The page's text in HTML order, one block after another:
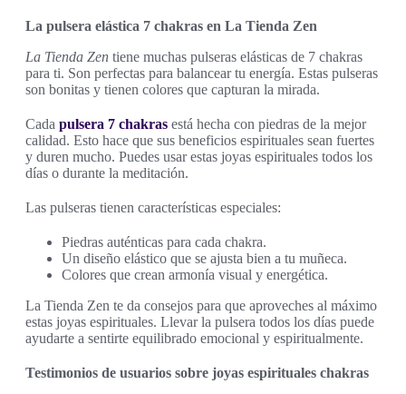
La pulsera elástica 7 chakras en La Tienda Zen
La Tienda Zen tiene muchas pulseras elásticas de 7 chakras
para ti. Son perfectas para balancear tu energía. Estas pulseras
son bonitas y tienen colores que capturan la mirada.
Cada pulsera 7 chakras está hecha con piedras de la mejor
calidad. Esto hace que sus beneficios espirituales sean fuertes
y duren mucho. Puedes usar estas joyas espirituales todos los
días o durante la meditación.
Las pulseras tienen características especiales:
Piedras auténticas para cada chakra.
Un diseño elástico que se ajusta bien a tu muñeca.
Colores que crean armonía visual y energética.
La Tienda Zen te da consejos para que aproveches al máximo
estas joyas espirituales. Llevar la pulsera todos los días puede
ayudarte a sentirte equilibrado emocional y espiritualmente.
Testimonios de usuarios sobre joyas espirituales chakras